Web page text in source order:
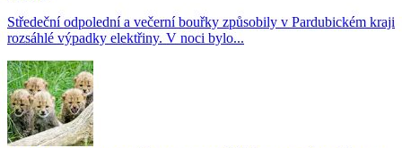
Středeční odpolední a večerní bouřky způsobily v Pardubickém kraji
rozsáhlé výpadky elektřiny. V noci bylo...